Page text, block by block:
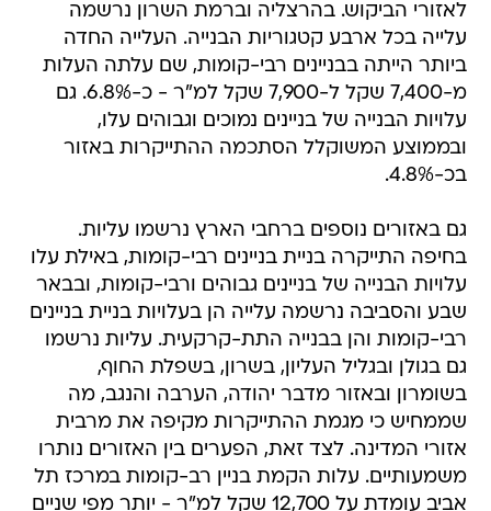
לאזורי הביקוש. בהרצליה וברמת השרון נרשמה
עלייה בכל ארבע קטגוריות הבנייה. העלייה החדה
ביותר הייתה בבניינים רבי-קומות, שם עלתה העלות
מ-7,400 שקל ל-7,900 שקל למ"ר - כ-6.8%. גם
עלויות הבנייה של בניינים נמוכים וגבוהים עלו,
ובממוצע המשוקלל הסתכמה ההתייקרות באזור
בכ-4.8%.
גם באזורים נוספים ברחבי הארץ נרשמו עליות.
בחיפה התייקרה בניית בניינים רבי-קומות, באילת עלו
עלויות הבנייה של בניינים גבוהים ורבי-קומות, ובבאר
שבע והסביבה נרשמה עלייה הן בעלויות בניית בניינים
רבי-קומות והן בבנייה התת-קרקעית. עליות נרשמו
גם בגולן ובגליל העליון, בשרון, בשפלת החוף,
בשומרון ובאזור מדבר יהודה, הערבה והנגב, מה
שממחיש כי מגמת ההתייקרות מקיפה את מרבית
אזורי המדינה. לצד זאת, הפערים בין האזורים נותרו
משמעותיים. עלות הקמת בניין רב-קומות במרכז תל
אביב עומדת על 12,700 שקל למ"ר - יותר מפי שניים